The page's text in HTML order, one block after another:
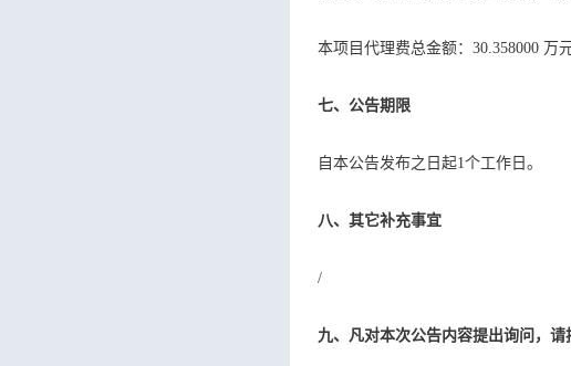
本项目代理费总金额：30.358000 万
七、公告期限
自本公告发布之日起1个工作日。
八、其它补充事宜
/
九、凡对本次公告内容提出询问，请